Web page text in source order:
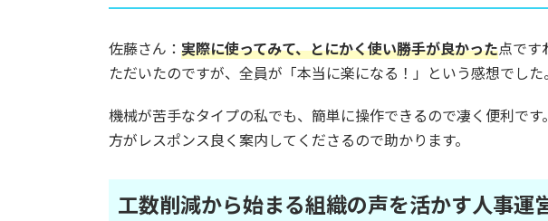
佐藤さん： 実際に使ってみて、とにかく使い勝手が良かった点です
ただいたのですが、全員が「本当に楽になる！」という感想でした。
機械が苦手なタイプの私でも、簡単に操作できるので凄く便利で
方がレスポンス良く案内してくださるので助かります。
工数削減から始まる組織の声を活かす人事運